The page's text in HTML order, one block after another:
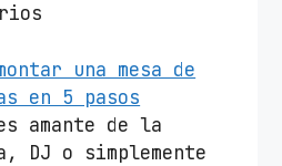
una mesa de
en 5 pasos
amante de la
DJ o simplemente